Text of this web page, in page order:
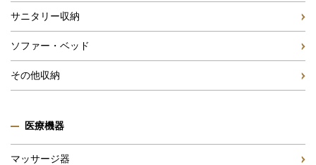
サニタリー収納
ソファー・ベッド
その他収納
医療機器
マッサージ器